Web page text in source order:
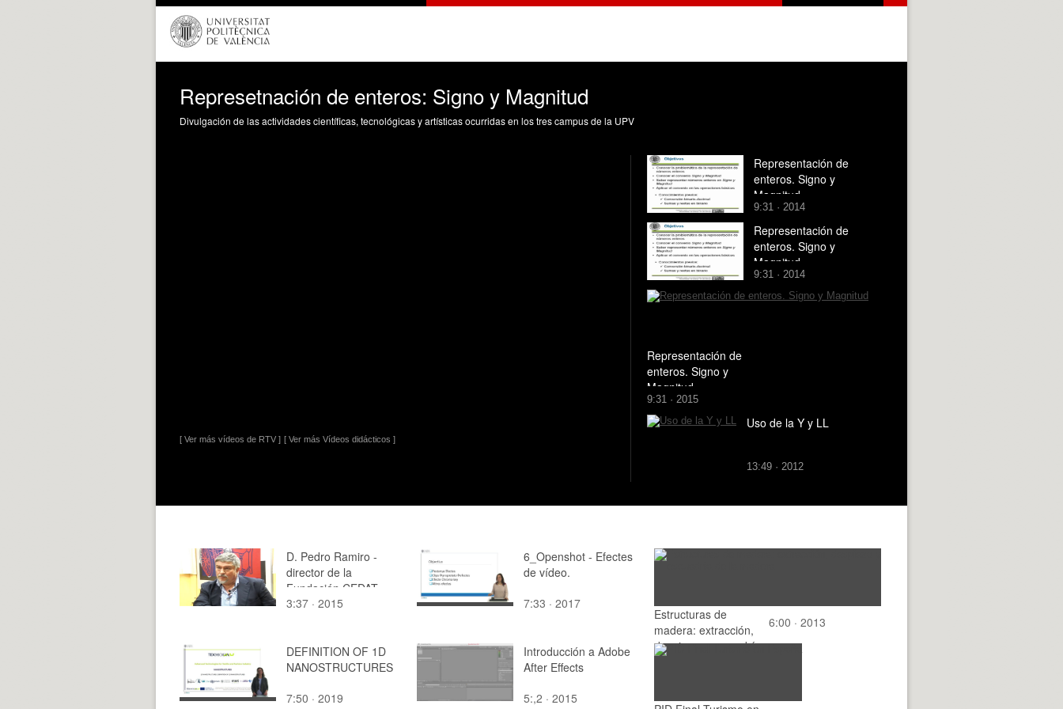
Represetnación de enteros: Signo y Magnitud
Divulgación de las actividades científicas, tecnológicas y artísticas ocurridas en los tres campus de la UPV
[ Ver más vídeos de RTV ] [ Ver más Vídeos didácticos ]
Representación de
enteros. Signo y
Magnitud
9:31 · 2014
Representación de
enteros. Signo y
Magnitud
9:31 · 2014
Representación de
enteros. Signo y
Magnitud
9:31 · 2015
Uso de la Y y LL
13:49 · 2012
D. Pedro Ramiro -
director de la
Fundación CEDAT
3:37 · 2015
6_Openshot - Efectes
de vídeo.
7:33 · 2017
Estructuras de
madera: extracción,
despiezo y escuadría
de la madera
6:00 · 2013
DEFINITION OF 1D
NANOSTRUCTURES
7:50 · 2019
Introducción a Adobe
After Effects
5:,2 · 2015